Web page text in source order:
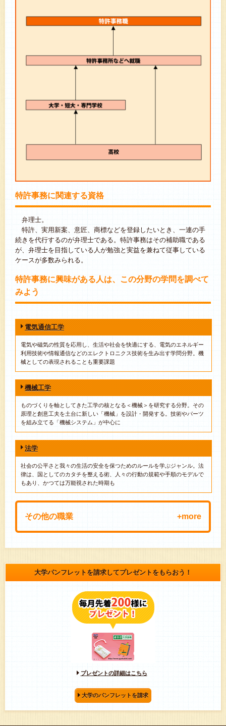
特許事務に関連する資格
弁理士。
特許、実用新案、意匠、商標などを登録したいとき、一連の手
続きを代行するのが弁理士である。特許事務はその補助職である
が、弁理士を目指している人が勉強と実益を兼ねて従事している
ケースが多数みられる。
特許事務に興味がある人は、この分野の学問を調べて
みよう
電気通信工学
電気や磁気の性質を応用し、生活や社会を快適にする、電気のエネルギー
利用技術や情報通信などのエレクトロニクス技術を生み出す学問分野。機
械としての表現されることも重要課題
機械工学
ものづくりを軸としてきた工学の核となる＜機械＞を研究する分野。その
原理と創意工夫を土台に新しい「機械」を設計・開発する。技術やパーツ
を組み立てる「機械システム」が中心に
法学
社会の公平さと我々の生活の安全を保つためのルールを学ぶジャンル。法
律は、国としてのカタチを整える術、人々の行動の規範や手順のモデルで
もあり、かつては万能視された時期も
その他の職業
貿易事務 購買・資材・物流 医療事務
秘書
大学パンフレットを請求してプレゼントをもらおう！
プレゼントの詳細はこちら
大学のパンフレットを請求